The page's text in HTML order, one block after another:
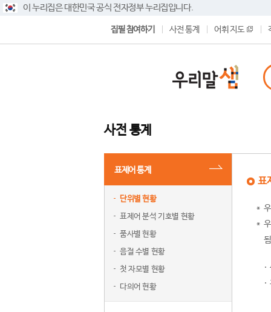
이 누리집은 대한민국 공식 전자정부 누리집입니다.
집필 참여하기 사전 통계 어휘 지도
사전 통계
표제어 통계
단위별 현황
표제어 분석 기호별 현황
품사별 현황
음절 수별 현황
첫 자모별 현황
다의어 현황
표